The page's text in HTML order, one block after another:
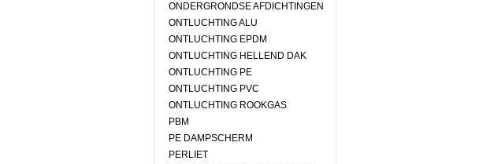
ONDERGRONDSE AFDICHTINGEN
ONTLUCHTING ALU
ONTLUCHTING EPDM
ONTLUCHTING HELLEND DAK
ONTLUCHTING PE
ONTLUCHTING PVC
ONTLUCHTING ROOKGAS
PBM
PE DAMPSCHERM
PERLIET